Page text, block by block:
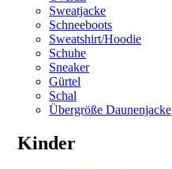
Sweatjacke
Schneeboots
Sweatshirt/Hoodie
Schuhe
Sneaker
Gürtel
Schal
Übergröße Daunenjacke
Kinder